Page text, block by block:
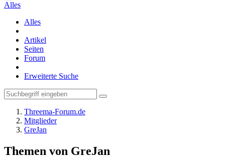
Alles
Alles
Artikel
Seiten
Forum
Erweiterte Suche
Threema-Forum.de
Mitglieder
GreJan
Themen von GreJan